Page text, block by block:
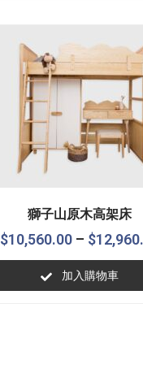
獅子山原木高架床
$10,560.00 – $
加入購物車